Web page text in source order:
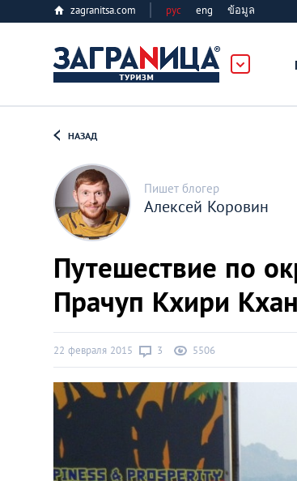
zagranitsa.com рус eng ข้อมูล
Афины
Киев
Лондон
Лос-Анджелес
НАЗАД
Пишет блогер
Алексей Коровин
Путешествие по
Прачуп Кхири Кхан
22 февраля 2015 3 5506